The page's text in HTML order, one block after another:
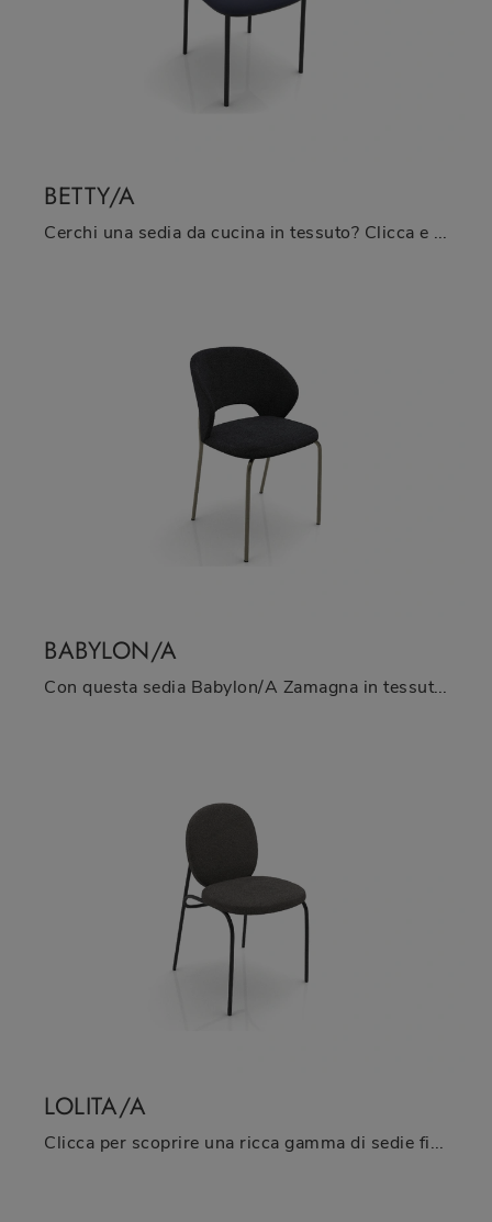
BETTY/A
Cerchi una sedia da cucina in tessuto? Clicca e scopri il modello Betty/A di Zamagna per ultimare i tuoi locali al meglio.
BABYLON/A
Con questa sedia Babylon/A Zamagna in tessuto, una tra le nostre sedute fisse moderne, potrai completare i tuoi locali.
LOLITA/A
Clicca per scoprire una ricca gamma di sedie fisse per stanze moderne: il modello Lolita/A di Zamagna ti attende!